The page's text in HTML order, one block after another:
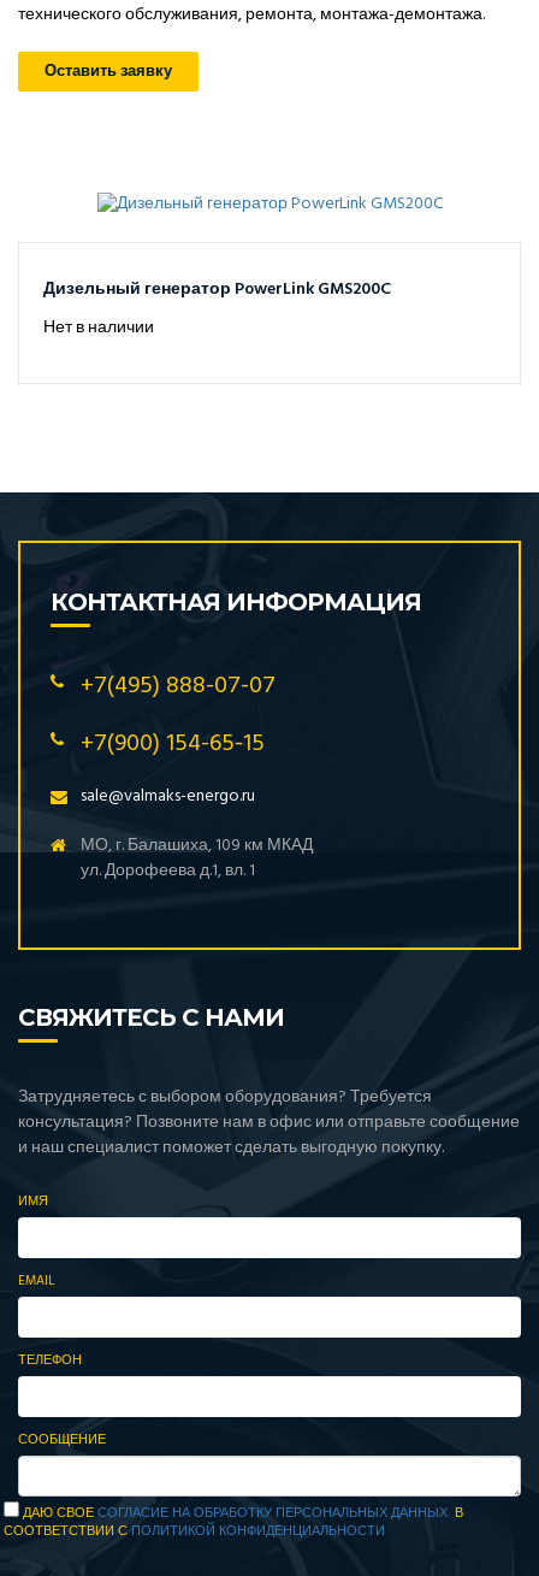
технического обслуживания, ремонта, монтажа-демонтажа.
Оставить заявку
Дизельный генератор PowerLink GMS200C
Нет в наличии
КОНТАКТНАЯ ИНФОРМАЦИЯ
+7(495) 888-07-07
+7(900) 154-65-15
sale@valmaks-energo.ru
МО, г. Балашиха, 109 км МКАД
ул. Дорофеева д.1, вл. 1
СВЯЖИТЕСЬ С НАМИ
Затрудняетесь с выбором оборудования? Требуется
консультация? Позвоните нам в офис или отправьте сообщение
и наш специалист поможет сделать выгодную покупку.
ИМЯ
EMAIL
ТЕЛЕФОН
СООБЩЕНИЕ
ДАЮ СВОЕСОГЛАСИЕ НА ОБРАБОТКУ ПЕРСОНАЛЬНЫХ ДАННЫХ В
СООТВЕТСТВИИ СПОЛИТИКОЙ КОНФИДЕНЦИАЛЬНОСТИ